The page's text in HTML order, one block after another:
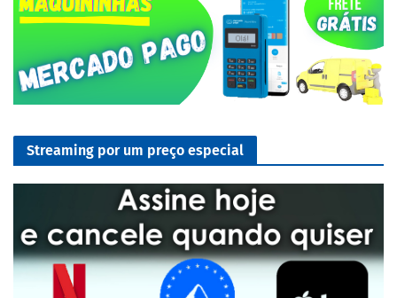
Streaming por um preço especial